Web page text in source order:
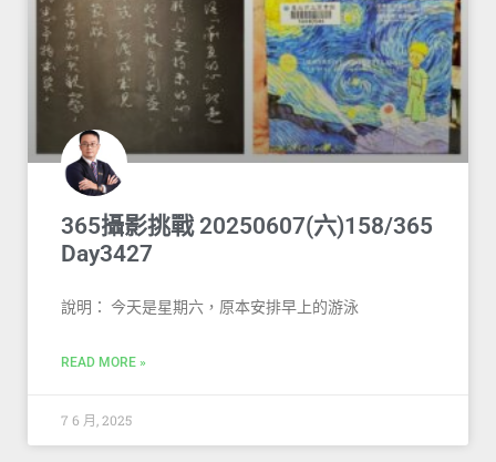
365攝影挑戰 20250607(六)158/365
Day3427
說明： 今天是星期六，原本安排早上的游泳
READ MORE »
7 6 月, 2025